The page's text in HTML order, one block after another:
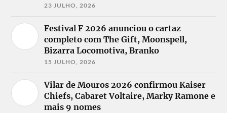
23 JULHO, 2026
Festival F 2026 anunciou o cartaz
completo com The Gift, Moonspell,
Bizarra Locomotiva, Branko
15 JULHO, 2026
Vilar de Mouros 2026 confirmou Kaiser
Chiefs, Cabaret Voltaire, Marky Ramone e
mais 9 nomes